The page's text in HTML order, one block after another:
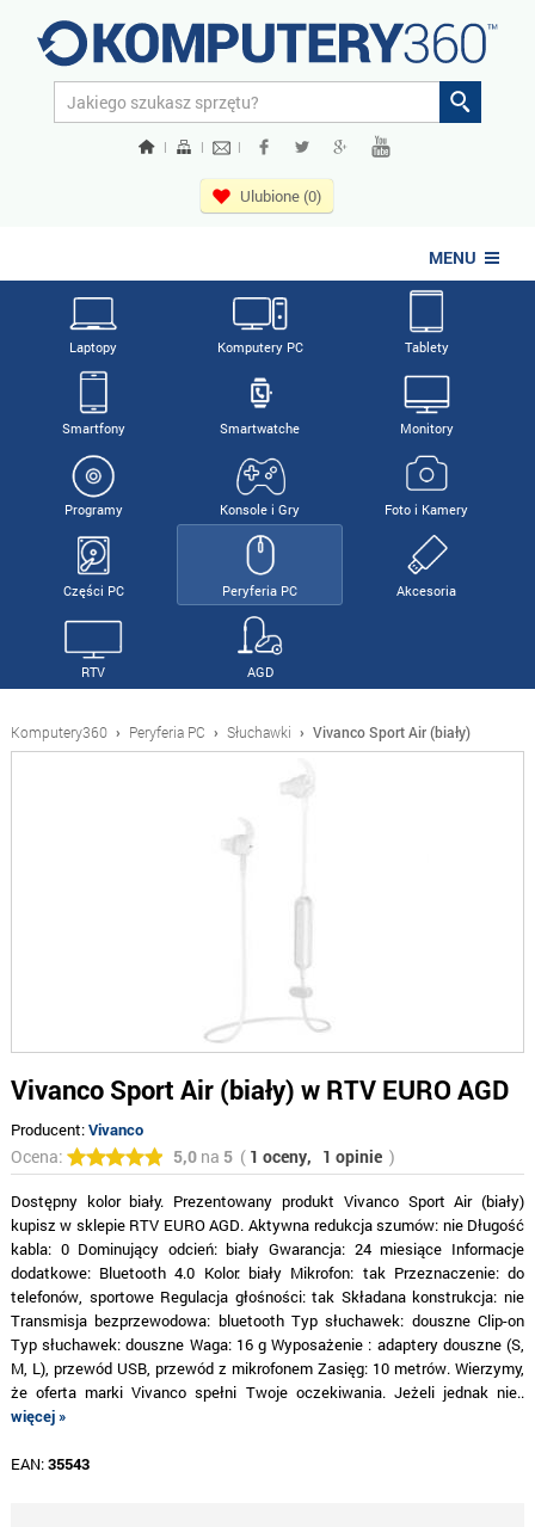
| | |
Ulubione (0)
MENU
Laptopy Komputery PC Tablety
Smartfony Smartwatche Monitory
Programy Konsole i Gry Foto i Kamery
Części PC Peryferia PC Akcesoria
RTV AGD
Komputery360 › Peryferia PC › Słuchawki › Vivanco Sport Air (biały)
Vivanco Sport Air (biały) w RTV EURO AGD
Producent:Vivanco
Ocena: 5,0na 5( 1 oceny, 1 opinie )
Dostępny kolor biały. Prezentowany produkt Vivanco Sport Air (biały)
kupisz w sklepie RTV EURO AGD. Aktywna redukcja szumów: nie Długość
kabla: 0 Dominujący odcień: biały Gwarancja: 24 miesiące Informacje
dodatkowe: Bluetooth 4.0 Kolor: biały Mikrofon: tak Przeznaczenie: do
telefonów, sportowe Regulacja głośności: tak Składana konstrukcja: nie
Transmisja bezprzewodowa: bluetooth Typ słuchawek: douszne Clip-on
Typ słuchawek: douszne Waga: 16 g Wyposażenie : adaptery douszne (S,
M, L), przewód USB, przewód z mikrofonem Zasięg: 10 metrów. Wierzymy,
że oferta marki Vivanco spełni Twoje oczekiwania. Jeżeli jednak nie..
więcej »
EAN:35543